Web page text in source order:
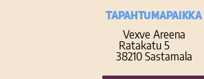
TAPAHTUMAPAIKKA
Vexve Areena
Ratakatu 5
38210 Sastamala